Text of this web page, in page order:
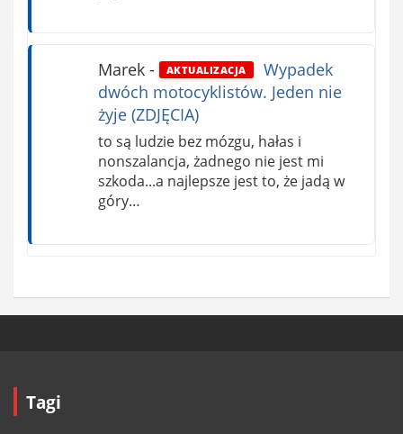
Marek- AKTUALIZACJA
Wypadek
dwóch motocyklistów. Jeden nie
żyje (ZDJĘCIA)
to są ludzie bez mózgu, hałas i
nonszalancja, żadnego nie jest mi
szkoda...a najlepsze jest to, że jadą w
góry…
Tagi